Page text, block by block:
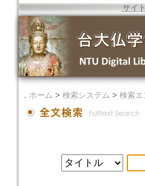
サイ
． ホーム > 検索システム > 検索エ